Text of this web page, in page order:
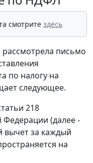
смотрите здесь
письмо
по налогу на
следующее.
218
Федерации (далее -
вычет за каждый
на